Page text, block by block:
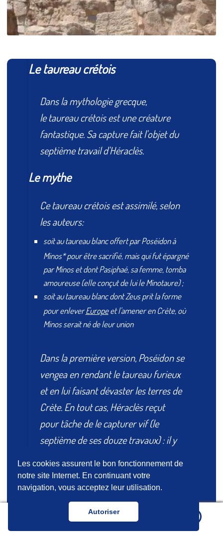
Les cookies assurent le bon fonctionnement de
notre site Internet. En continuant votre
navigation, vous acceptez leur utilisation.
Autoriser
Le taureau crétois
Dans la mythologie grecque,
le taureau crétois est une créature
fantastique. Sa capture fait l'objet du
septième travail d'Héraclès.
Le mythe
Ce taureau crétois est assimilé, selon
les auteurs:
soit au taureau blanc offert par Poséidon à
Minos* pour être sacrifié, mais qui fut épargné
par Minos et dont Pasiphaé, sa femme, tomba
amoureuse (elle conçut de lui le Minotaure) ;
soit au taureau blanc dont Zeus prit la forme
pour enleverEuropeet l'amener en Crète, où
Minos serait né de leur union
Dans la première version, Poséidon se
vengea en rendant le taureau furieux
et en lui faisant dévaster les terres de
Crète. En tout cas, Héraclès reçut
pour tâche de le capturer vif (le
septième de ses douze travaux) : il y
saisissant les cornes. Il revint
en Grèce sur le dos de l'animal à
travers la mer qui sépare
la Crète de Tyrinthe en Argolide, dont